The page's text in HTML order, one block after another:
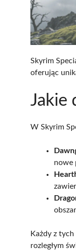
Skyrim
oferując
Jakie
W Skyrim
nowe
Każdy z
rozległym